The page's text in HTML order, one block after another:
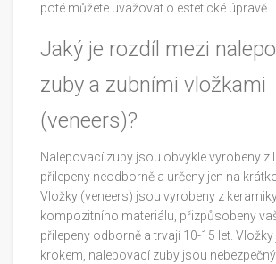
poté můžete uvažovat o estetické úpravě.
Jaký je rozdíl mezi
zuby a zubními vložkami
(veneers)?
Nalepovací zuby jsou obvykle vyrobeny z
přilepeny neodborně a určeny jen na
Vložky (veneers) jsou vyrobeny z
kompozitního materiálu, přizpůsobeny
přilepeny odborně a trvají 10-15 let.
krokem, nalepovací zuby jsou